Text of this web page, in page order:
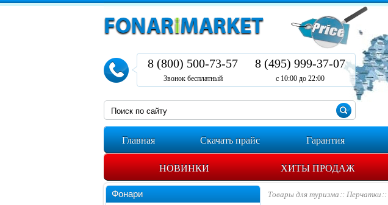
8 (800) 500-73-57
Звонок бесплатный
8 (495) 999-37-07
с 10:00 до 22:00
Главная Скачать прайс Гарантия
НОВИНКИ ХИТЫ ПРОДАЖ
Фонари Товары для туризма Перчатки